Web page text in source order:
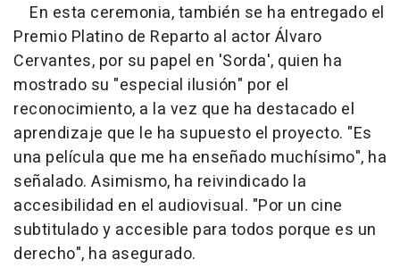
En esta ceremonia, también se ha entregado el
Premio Platino de Reparto al actor Álvaro
Cervantes, por su papel en 'Sorda', quien ha
mostrado su "especial ilusión" por el
reconocimiento, a la vez que ha destacado el
aprendizaje que le ha supuesto el proyecto. "Es
una película que me ha enseñado muchísimo", ha
señalado. Asimismo, ha reivindicado la
accesibilidad en el audiovisual. "Por un cine
subtitulado y accesible para todos porque es un
derecho", ha asegurado.